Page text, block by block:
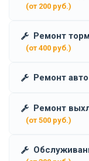
(от 200 руб.)
Ремонт
(от 400 руб.)
Ремонт
Ремонт
(от 500 руб.)